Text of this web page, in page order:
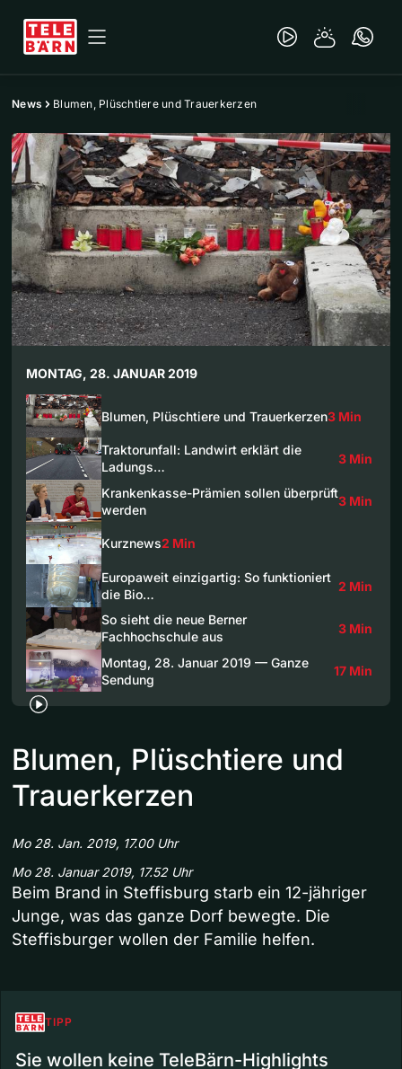
News Blumen, Plüschtiere und Trauerkerzen
MONTAG, 28. JANUAR 2019
Blumen, Plüschtiere und Trauerkerzen3 Min
Traktorunfall: Landwirt erklärt die
Ladungs…
3 Min
Krankenkasse-Prämien sollen überprüft
werden
3 Min
Kurznews2 Min
Europaweit einzigartig: So funktioniert
die Bio…
2 Min
So sieht die neue Berner
Fachhochschule aus
3 Min
Montag, 28. Januar 2019 — Ganze
Sendung
17 Min
Blumen, Plüschtiere und
Trauerkerzen
Mo 28. Jan. 2019, 17.00 Uhr
Mo 28. Januar 2019, 17.52 Uhr
Beim Brand in Steffisburg starb ein 12-jähriger
Junge, was das ganze Dorf bewegte. Die
Steffisburger wollen der Familie helfen.
TIPP
Sie wollen keine TeleBärn-Highlights